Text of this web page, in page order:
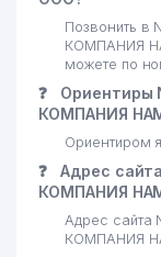
Позвонить в
КОМПАНИЯ
можете по
❓
Ориентиры
КОМПАНИЯ
Ориентиром
❓
Адрес
КОМПАНИЯ
Адрес сайта
КОМПАНИЯ